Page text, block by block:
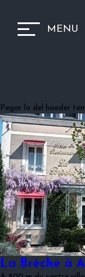
MENU
Pegar lo del haeder
La Brèche à